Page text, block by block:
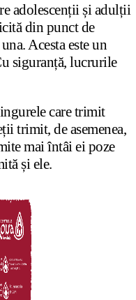
adolescenții și adulții
din punct de
Acesta este un
siguranță, lucrurile
care trimit
trimit, de asemenea,
mai întâi ei poze
și ele.